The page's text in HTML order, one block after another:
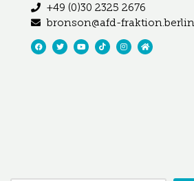
+49 (0)30 2325 2676
bronson@afd-fraktion.berlin